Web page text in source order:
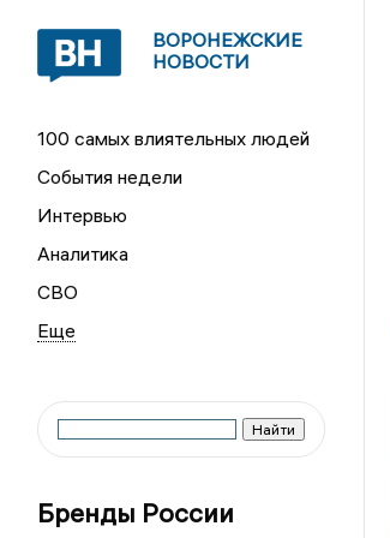
ВОРОНЕЖСКИЕ
НОВОСТИ
100 самых влиятельных людей
События недели
Интервью
Аналитика
СВО
Бренды России